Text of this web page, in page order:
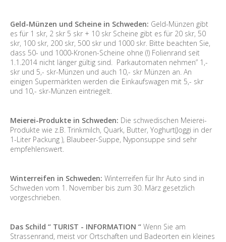
Geld-Münzen und Scheine in Schweden: Geld-Münzen gibt
es für 1 skr, 2 skr 5 skr + 10 skr Scheine gibt es für 20 skr, 50
skr, 100 skr, 200 skr, 500 skr und 1000 skr. Bitte beachten Sie,
dass 50- und 1000-Kronen-Scheine ohne (!) Folienrand seit
1.1.2014 nicht länger gültig sind. Parkautomaten nehmen” 1,-
skr und 5,- skr-Münzen und auch 10,- skr Münzen an. An
einigen Supermärkten werden die Einkaufswagen mit 5,- skr
und 10,- skr-Münzen eintriegelt.
Meierei-Produkte in Schweden: Die schwedischen Meierei-
Produkte wie z.B. Trinkmilch, Quark, Butter, Yoghurt(Joggi in der
1-Liter Packung ), Blaubeer-Suppe, Nyponsuppe sind sehr
empfehlenswert.
Winterreifen in Schweden: Winterreifen für Ihr Auto sind in
Schweden vom 1. November bis zum 30. März gesetzlich
vorgeschrieben.
Das Schild “ TURIST - INFORMATION “ Wenn Sie am
Strassenrand, meist vor Ortschaften und Badeorten ein kleines